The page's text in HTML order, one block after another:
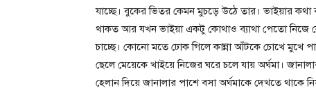
যাচ্ছে। বুকের ভিতর কেমন মুচড়ে উঠে তার। ভাইয়ার
থাকত আর যখন ভাইয়া একটু কোথাও ব্যাথা পেতো নিজে
চাচ্ছে। কোনো মতে ঢোক গিলে কান্না আঁটকে চোখে মুখে
ছেলে মেয়েকে খাইয়ে নিজের ঘরে চলে যায় অর্ঘমা।
হেলান দিয়ে জানালার পাশে বসা অর্ঘমাকে দেখতে থাকে